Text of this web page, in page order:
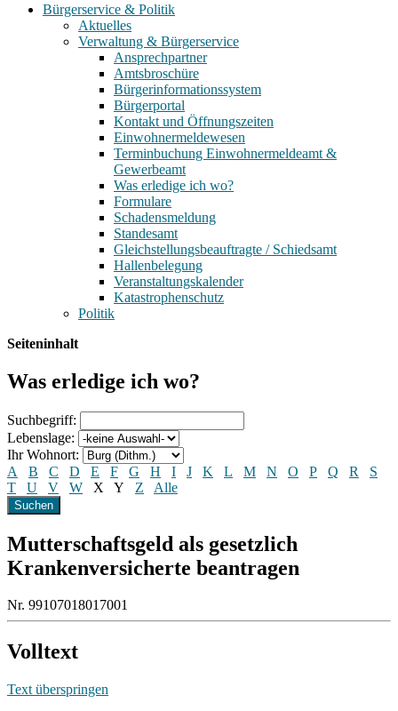
Bürgerservice & Politik
Aktuelles
Verwaltung & Bürgerservice
Ansprechpartner
Amtsbroschüre
Bürgerinformationssystem
Bürgerportal
Kontakt und Öffnungszeiten
Einwohnermeldewesen
Terminbuchung Einwohnermeldeamt &
Gewerbeamt
Was erledige ich wo?
Formulare
Schadensmeldung
Standesamt
Gleichstellungsbeauftragte / Schiedsamt
Hallenbelegung
Veranstaltungskalender
Katastrophenschutz
Politik
Seiteninhalt
Was erledige ich wo?
Suchbegriff:
Lebenslage:
Ihr Wohnort:
A
B C D E F G H I J K L M N O P Q R
S
T
U V W X Y Z Alle
Mutterschaftsgeld als gesetzlich
Krankenversicherte beantragen
Nr. 99107018017001
Volltext
Text überspringen